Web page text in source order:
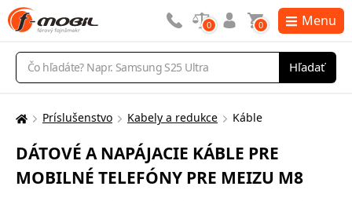
Vyhľadávanie
Hľadať
0 0 Menu
Tu
nachádzate:
Príslušenstvo Kabely a redukce Káble
DÁTOVÉ A NAPÁJACIE KÁBLE PRE
MOBILNÉ TELEFÓNY PRE MEIZU M8